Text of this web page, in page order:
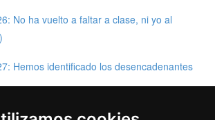
No ha vuelto a faltar a clase, ni yo al
Hemos identificado los desencadenantes
Sabemos ajustar la medicación (1:03)